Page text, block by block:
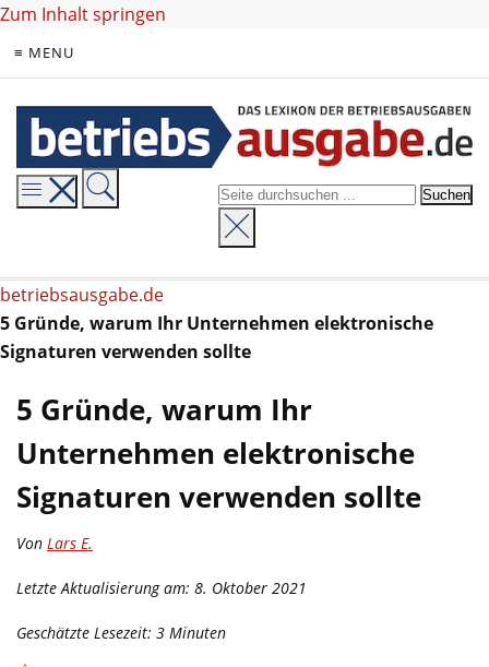
Zum Inhalt springen
≡ MENU
betriebsausgabe.de
5 Gründe, warum Ihr Unternehmen elektronische
Signaturen verwenden sollte
5 Gründe, warum Ihr
Unternehmen elektronische
Signaturen verwenden sollte
Von Lars E.
Letzte Aktualisierung am: 8. Oktober 2021
Geschätzte Lesezeit: 3 Minuten